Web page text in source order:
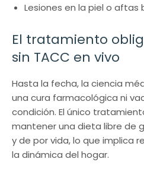
Lesiones en la piel o aftas
El tratamiento
sin TACC en vivo
Hasta la fecha, la ciencia
una cura farmacológica ni
condición. El único
mantener una dieta libre de
y de por vida, lo que implica
la dinámica del hogar.